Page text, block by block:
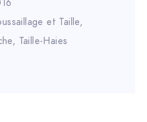
et Taille,
, Taille-Haies